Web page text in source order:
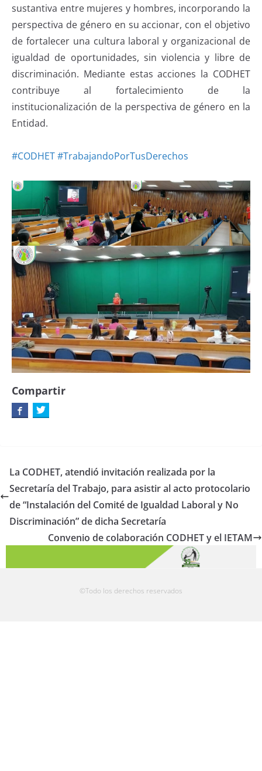
sustantiva entre mujeres y hombres, incorporando la
perspectiva de género en su accionar, con el objetivo
de fortalecer una cultura laboral y organizacional de
igualdad de oportunidades, sin violencia y libre de
discriminación. Mediante estas acciones la CODHET
contribuye al fortalecimiento de la
institucionalización de la perspectiva de género en la
Entidad.
#CODHET#TrabajandoPorTusDerechos
Compartir
La CODHET, atendió invitación realizada por la
Secretaría del Trabajo, para asistir al acto protocolario
de “Instalación del Comité de Igualdad Laboral y No
Discriminación” de dicha Secretaría
Convenio de colaboración CODHET y el IETAM
©Todo los derechos reservados